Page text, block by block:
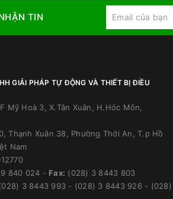
TIN
GIẢI PHÁP TỰ ĐỘNG VÀ THIẾT BỊ ĐIỀU
Mỹ Hoà 3, X.Tân Xuân, H.Hóc Môn,
Thạnh Xuân 38, Phường Thới An, T.p Hồ
Nam
840 024 - Fax: (028) 3 8443 803
3 8443 993 - (028) 3 8443 926 - (028)